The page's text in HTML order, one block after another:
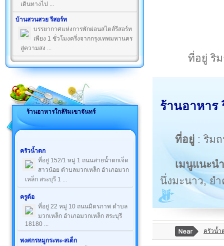
เดินทางไป ...
บ้านสวนสวย รีสอร์ท
บรรยากาศแห่งการพักผ่อนสไตส์รีสอร์ท
เพียง 1 ชั่วโมงครึ่งจากกรุงเทพมหานคร
สู่ความสง ...
ร้านอาหารใกล้ริมเขาจันทร์
ครัวน้ำตก
ที่อยู่ 152/1 หมู่ 1 ถนนสายน้ำตกเจ็ด
สาวน้อย ตำบลมวกเหล็ก อำเภอมวก
เหล็ก สระบุรี 1 ...
ครูต้อ
ที่อยู่ 22 หมู่ 10 ถนนมิตรภาพ ตำบล
มวกเหล็ก อำเภอมวกเหล็ก สระบุรี
18180 ...
พงศกรหมูกระทะ-สเต็ก
ที่อยู่ ริ
ร้านอาหาร
ที่อยู่ : ริม
เมนูแนะนำ
นึ่งมะนาว, ย
ครัวน้ำ